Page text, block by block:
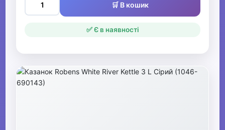
🛒 В кошик
✅ Є в наявності